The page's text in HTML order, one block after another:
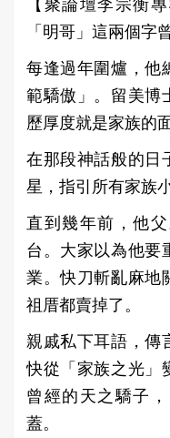
【聚論壇李宗衡
「明哥」這兩個字
每逢過年圍爐，他
範驕傲」。留美博
歷厚度就是家族的
在那段神話般的日
星，指引所有家族
直到幾年前，他
台。大家以為他要
業。快刀斬亂麻地
祖厝都賣掉了。
親戚私下耳語，傳
快從「家族之光」
曾經的天之驕子
蓋。